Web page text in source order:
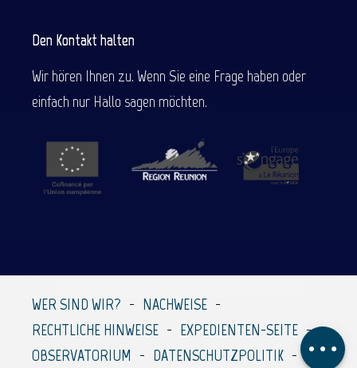
Beschreibung
Kommentare
Den Kontakt halten
Wir hören Ihnen zu. Wenn Sie eine Frage haben oder
einfach nur Hallo sagen möchten.
WER SIND WIR?
NACHWEISE
RECHTLICHE HINWEISE
EXPEDIENTEN-SEITE
OBSERVATORIUM
DATENSCHUTZPOLITIK